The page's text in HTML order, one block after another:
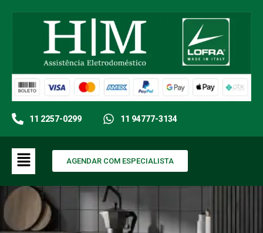
11 2257-0299 11 94777-3134
AGENDAR COM ESPECIALISTA